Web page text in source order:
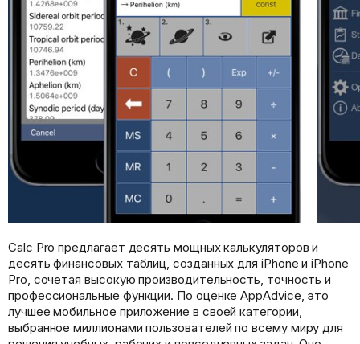
Calc Pro предлагает десять мощных калькуляторов и
десять финансовых таблиц, созданных для iPhone и iPhone
Pro, сочетая высокую производительность, точность и
профессиональные функции. По оценке AppAdvice, это
лучшее мобильное приложение в своей категории,
выбранное миллионами пользователей по всему миру для